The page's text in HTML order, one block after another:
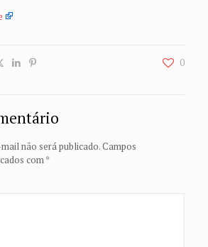
0
não será publicado.Campos
com*